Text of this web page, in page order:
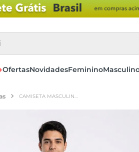
OfertasNovidadesFeminino
CAMISETA MASCULINA BEGE CLARO ESTAMPA OUTDOOR SUNSET